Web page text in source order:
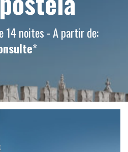
14 noites - A partir de:
*